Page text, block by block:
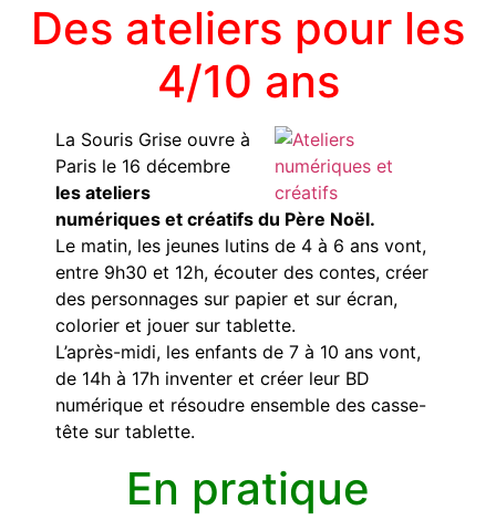
Des ateliers pour les
4/10 ans
La Souris Grise ouvre à
Paris le 16 décembre
les ateliers
numériques et créatifs du Père Noël.
Le matin, les jeunes lutins de 4 à 6 ans vont,
entre 9h30 et 12h, écouter des contes, créer
des personnages sur papier et sur écran,
colorier et jouer sur tablette.
L’après-midi, les enfants de 7 à 10 ans vont,
de 14h à 17h inventer et créer leur BD
numérique et résoudre ensemble des casse-
tête sur tablette.
En pratique